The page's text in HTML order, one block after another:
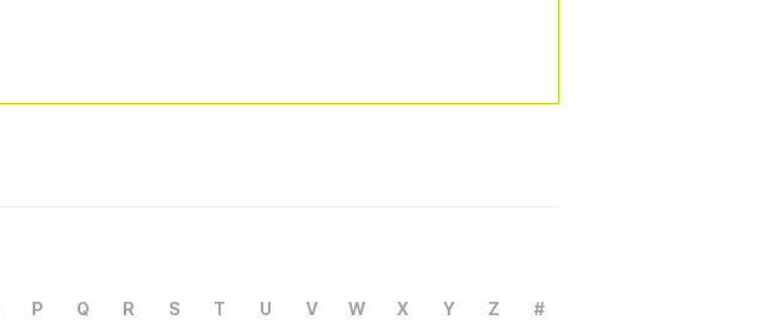
P Q R S T U V W X Y Z #